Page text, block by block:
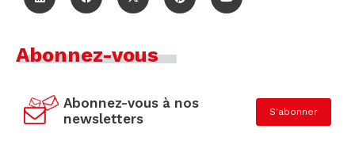
Abonnez-vous
Abonnez-vous à nos
newsletters
S'abonner